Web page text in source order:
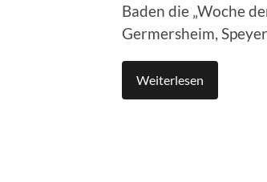
Baden die „Woche
Germersheim,
Weiterlesen